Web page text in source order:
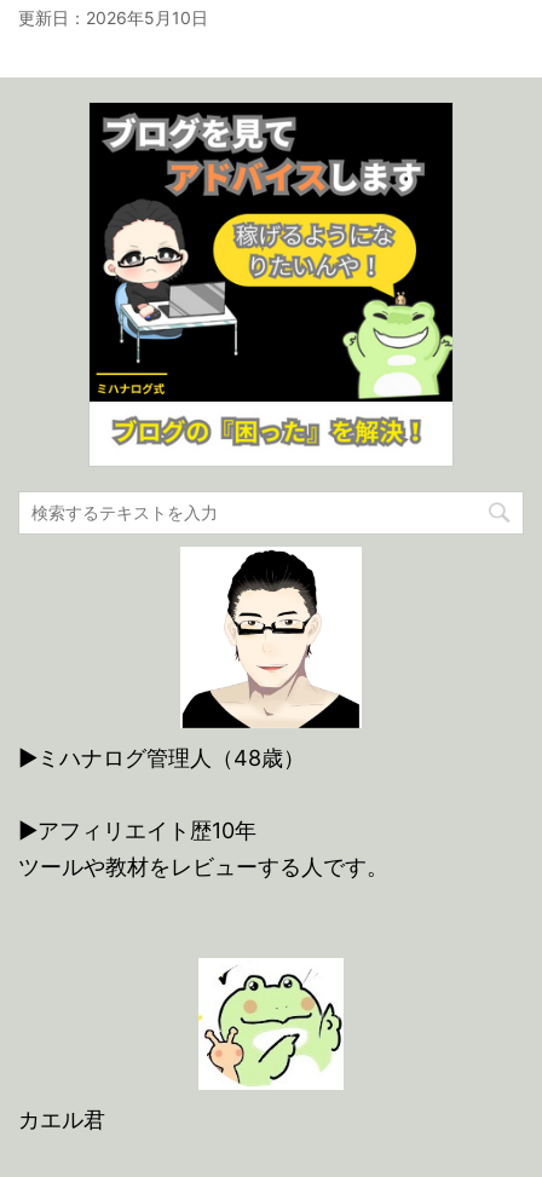
更新日： 2026年5月10日
▶ミハナログ管理人（48歳）
▶アフィリエイト歴10年
ツールや教材をレビューする人です。
カエル君